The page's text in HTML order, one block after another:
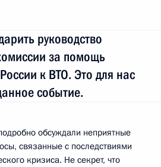
руководство
за помощь
к ВТО. Это для нас
событие.
обсуждали неприятные
связанные с последствиями
кризиса. Не секрет, что